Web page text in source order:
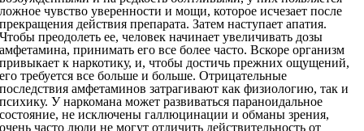
чувство уверенности и мощи, которое исчезает после
действия препарата. Затем наступает апатия.
преодолеть ее, человек начинает увеличивать дозы
принимать его все более часто. Вскоре организм
к наркотику, и, чтобы достичь прежних ощущений,
требуется все больше и больше. Отрицательные
амфетаминов затрагивают как физиологию, так и
У наркомана может развиваться параноидальное
не исключены галлюцинации и обманы зрения,
часто люди не могут отличить действительность от